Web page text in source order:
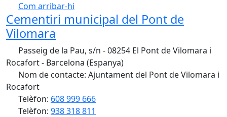
Com arribar-hi
+
−
Cementiri municipal del Pont de
Vilomara
Passeig de la Pau, s/n - 08254 El Pont de Vilomara i
Rocafort - Barcelona (Espanya)
Nom de contacte: Ajuntament del Pont de Vilomara i
Rocafort
Telèfon: 608 999 666
Telèfon: 938 318 811